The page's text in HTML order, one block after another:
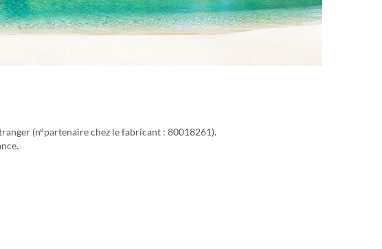
(n°partenaire chez le fabricant : 80018261).